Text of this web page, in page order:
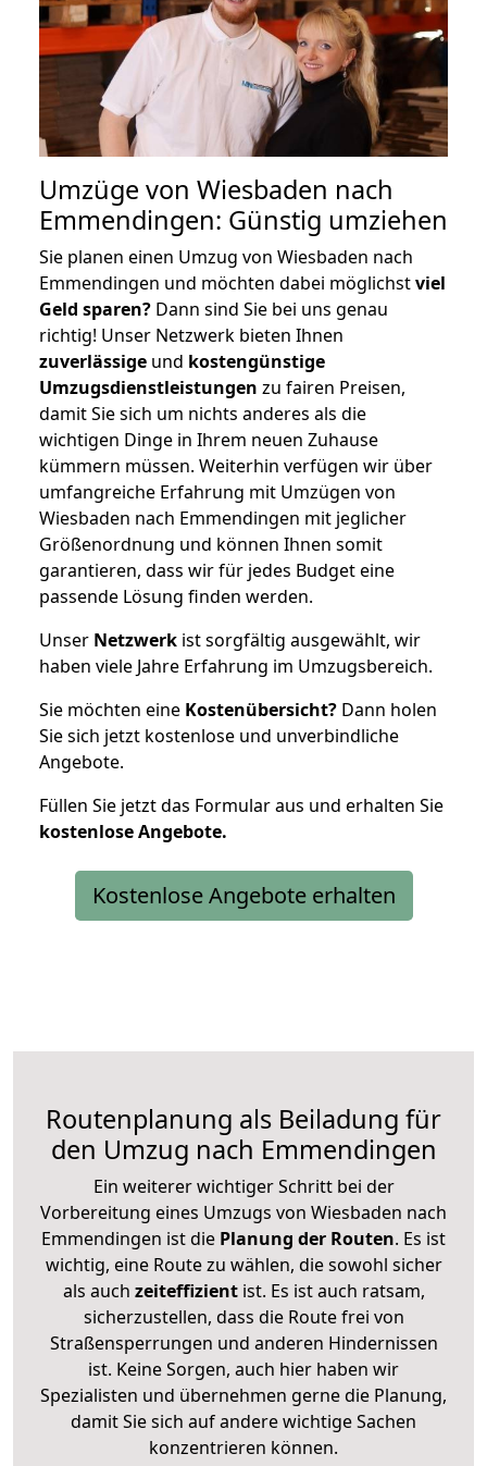
Umzüge von Wiesbaden nach
Emmendingen: Günstig umziehen
Sie planen einen Umzug von Wiesbaden nach
Emmendingen und möchten dabei möglichstviel
Geld sparen? Dann sind Sie bei uns genau
richtig! Unser Netzwerk bieten Ihnen
zuverlässige und kostengünstige
Umzugsdienstleistungen zu fairen Preisen,
damit Sie sich um nichts anderes als die
wichtigen Dinge in Ihrem neuen Zuhause
kümmern müssen. Weiterhin verfügen wir über
umfangreiche Erfahrung mit Umzügen von
Wiesbaden nach Emmendingen mit jeglicher
Größenordnung und können Ihnen somit
garantieren, dass wir für jedes Budget eine
passende Lösung finden werden.
Unser Netzwerk ist sorgfältig ausgewählt, wir
haben viele Jahre Erfahrung im Umzugsbereich.
Sie möchten eine Kostenübersicht? Dann holen
Sie sich jetzt kostenlose und unverbindliche
Angebote.
Füllen Sie jetzt das Formular aus und erhalten Sie
kostenloseAngebote.
Kostenlose Angebote erhalten
Routenplanung als Beiladung für
den Umzug nach Emmendingen
Ein weiterer wichtiger Schritt bei der
Vorbereitung eines Umzugs von Wiesbaden nach
Emmendingen ist die Planung der Routen. Es ist
wichtig, eine Route zu wählen, die sowohl sicher
als auch zeiteffizientist. Es ist auch ratsam,
sicherzustellen, dass die Route frei von
Straßensperrungen und anderen Hindernissen
ist. Keine Sorgen, auch hier haben wir
Spezialisten und übernehmen gerne die Planung,
damit Sie sich auf andere wichtige Sachen
konzentrieren können.